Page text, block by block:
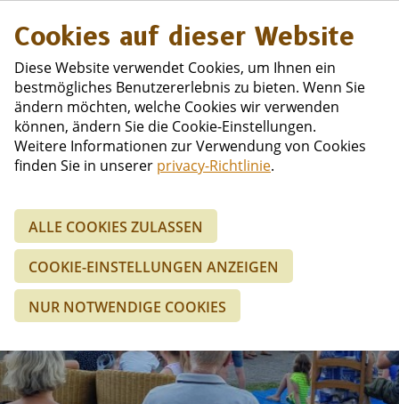
Entenclub
Du kommst auch, oder?
Cookies auf dieser Website
Diese Website verwendet Cookies, um Ihnen ein
bestmögliches Benutzererlebnis zu bieten. Wenn Sie
ändern möchten, welche Cookies wir verwenden
können, ändern Sie die Cookie-Einstellungen.
Weitere Informationen zur Verwendung von Cookies
finden Sie in unserer privacy-Richtlinie.
ALLE COOKIES ZULASSEN
COOKIE-EINSTELLUNGEN ANZEIGEN
NUR NOTWENDIGE COOKIES